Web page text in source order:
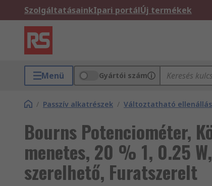
SzolgáltatásainkIpari portálÚj termékek
Menü Gyártói szám
/ Passzív alkatrészek / Változtatható
Bourns Potenciométer,
menetes, 20 % 1, 0.25
szerelhető, Furatszerelt